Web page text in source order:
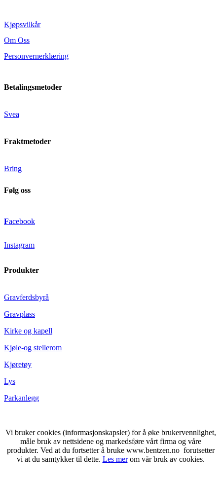
Kjøpsvilkår
Om Oss
Personvernerklæring
Betalingsmetoder
Svea
Fraktmetoder
Bring
Følg oss
Facebook
Instagram
Produkter
Gravferdsbyrå
Gravplass
Kirke og kapell
Kjøle-og stellerom
Kjøretøy
Lys
Parkanlegg
Vi bruker cookies (informasjonskapsler) for å øke brukervennlighet,
måle bruk av nettsidene og markedsføre vårt firma og våre
produkter. Ved at du fortsetter å bruke www.bentzen.no forutsetter
vi at du samtykker til dette. Les merom vår bruk av cookies.